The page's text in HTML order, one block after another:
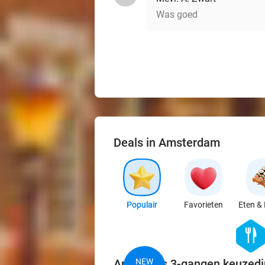
Was goed
Deals in Amsterdam
Populair Favorieten Eten &
NEW
hexagon
food